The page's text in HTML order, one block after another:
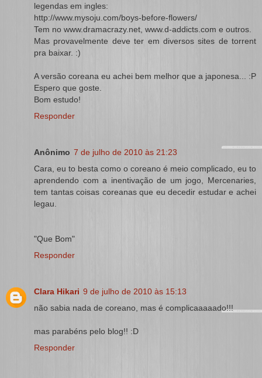
legendas em ingles:
http://www.mysoju.com/boys-before-flowers/
Tem no www.dramacrazy.net, www.d-addicts.com e outros.
Mas provavelmente deve ter em diversos sites de torrent
pra baixar. :)
A versão coreana eu achei bem melhor que a japonesa... :P
Espero que goste.
Bom estudo!
Responder
Anônimo 7 de julho de 2010 às 21:23
Cara, eu to besta como o coreano é meio complicado, eu to
aprendendo com a inentivação de um jogo, Mercenaries,
tem tantas coisas coreanas que eu decedir estudar e achei
legau.
"Que Bom"
Responder
Clara Hikari 9 de julho de 2010 às 15:13
não sabia nada de coreano, mas é complicaaaaado!!!
mas parabéns pelo blog!! :D
Responder